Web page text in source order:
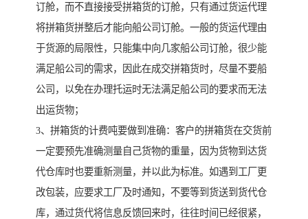
订舱，而不直接接受拼箱货的订舱，只有通过货运代理
将拼箱货拼整后才能向船公司订舱。一般的货运代理由
于货源的局限性，只能集中向几家船公司订舱，很少能
满足船公司的需求，因此在成交拼箱货时，尽量不要船
公司，以免在办理托运时无法满足船公司的要求而无法
出运货物；
3、拼箱货的计费吨要做到准确：客户的拼箱货在交货前
一定要预先准确测量自己货物的重量，因为货物到达货
代仓库时也要重新测量，并以此为标准。如遇到工厂更
改包装，应要求工厂及时通知，不要等到货送到货代仓
库，通过货代将信息反馈回来时，往往时间已经很紧，